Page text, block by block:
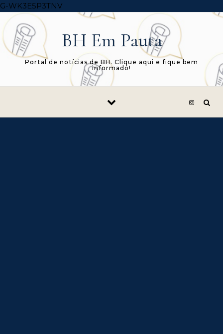
G-WK3E5P3TNVSkip to content
BH Em Pauta
Portal de notícias de BH. Clique aqui e fique bem
informado!